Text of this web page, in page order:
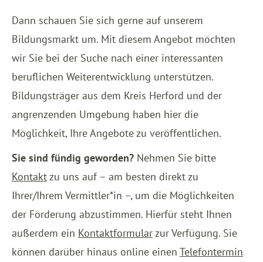
Dann schauen Sie sich gerne auf unserem
Bildungsmarkt um. Mit diesem Angebot möchten
wir Sie bei der Suche nach einer interessanten
beruflichen Weiterentwicklung unterstützen.
Bildungsträger aus dem Kreis Herford und der
angrenzenden Umgebung haben hier die
Möglichkeit, Ihre Angebote zu veröffentlichen.
Sie sind fündig geworden? Nehmen Sie bitte
Kontaktzu uns auf – am besten direkt zu
Ihrer/Ihrem Vermittler*in –, um die Möglichkeiten
der Förderung abzustimmen. Hierfür steht Ihnen
außerdem ein Kontaktformularzur Verfügung. Sie
können darüber hinaus online einen Telefontermin